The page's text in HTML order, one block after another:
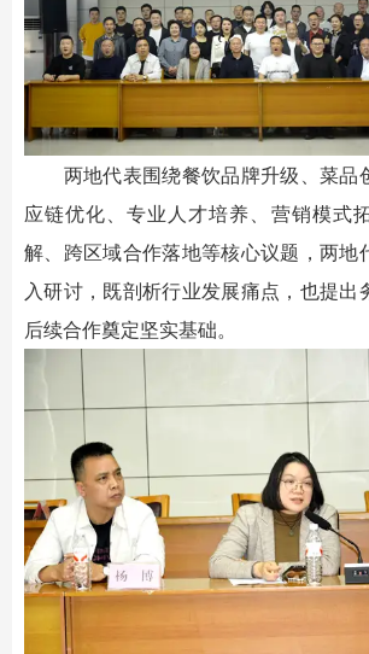
两地代表围绕餐饮品牌升级、菜品
应链优化、专业人才培养、营销模式
解、跨区域合作落地等核心议题，两地
入研讨，既剖析行业发展痛点，也提出
后续合作奠定坚实基础。